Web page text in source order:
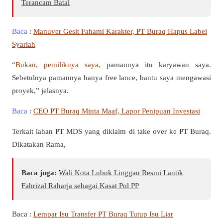
Terancam Batal
Baca : Manuver Gesit Fahami Karakter, PT Buraq Hapus Label
Syariah
“Bukan, pemiliknya saya, pamannya itu karyawan saya.
Sebetulnya pamannya hanya free lance, bantu saya mengawasi
proyek,” jelasnya.
Baca : CEO PT Buraq Minta Maaf, Lapor Penipuan Investasi
Terkait lahan PT MDS yang diklaim di take over ke PT Buraq.
Dikatakan Rama,
Baca juga: Wali Kota Lubuk Linggau Resmi Lantik
Fahrizal Raharja sebagai Kasat Pol PP
Baca : Lempar Isu Transfer PT Buraq Tutup Isu Liar